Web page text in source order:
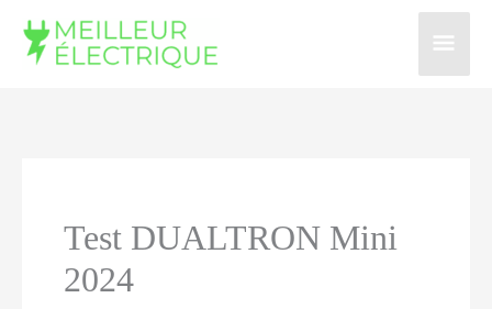
Test DUALTRON Mini
2024